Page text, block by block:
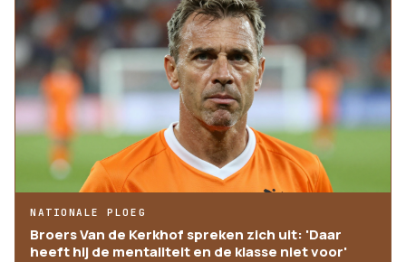
NATIONALE PLOEG
Broers Van de Kerkhof spreken zich uit: 'Daar
heeft hij de mentaliteit en de klasse niet voor'